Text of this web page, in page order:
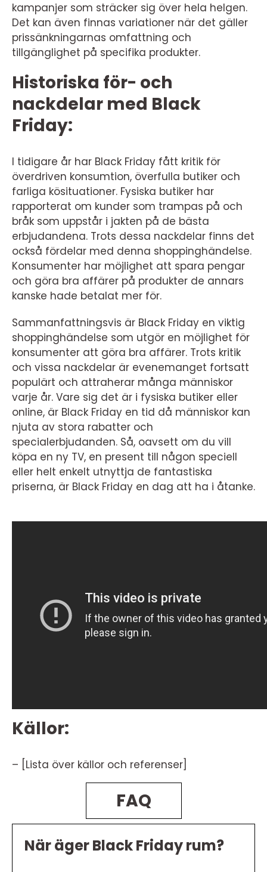
kampanjer som sträcker sig över hela helgen.
Det kan även finnas variationer när det gäller
prissänkningarnas omfattning och
tillgänglighet på specifika produkter.
Historiska för- och
nackdelar med Black
Friday:
I tidigare år har Black Friday fått kritik för
överdriven konsumtion, överfulla butiker och
farliga kösituationer. Fysiska butiker har
rapporterat om kunder som trampas på och
bråk som uppstår i jakten på de bästa
erbjudandena. Trots dessa nackdelar finns det
också fördelar med denna shoppinghändelse.
Konsumenter har möjlighet att spara pengar
och göra bra affärer på produkter de annars
kanske hade betalat mer för.
Sammanfattningsvis är Black Friday en viktig
shoppinghändelse som utgör en möjlighet för
konsumenter att göra bra affärer. Trots kritik
och vissa nackdelar är evenemanget fortsatt
populärt och attraherar många människor
varje år. Vare sig det är i fysiska butiker eller
online, är Black Friday en tid då människor kan
njuta av stora rabatter och
specialerbjudanden. Så, oavsett om du vill
köpa en ny TV, en present till någon speciell
eller helt enkelt utnyttja de fantastiska
priserna, är Black Friday en dag att ha i åtanke.
Källor:
– [Lista över källor och referenser]
FAQ
När äger Black Friday rum?